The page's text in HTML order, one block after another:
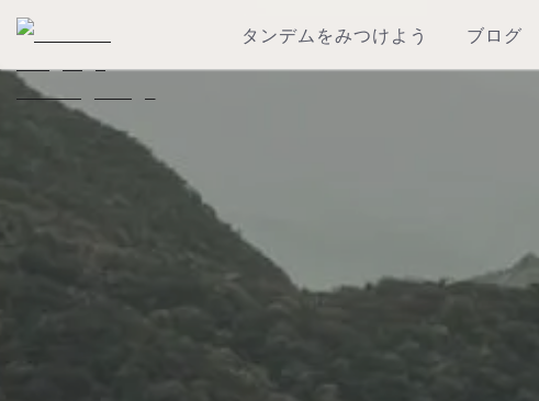
タンデムをみつけよう ブログ